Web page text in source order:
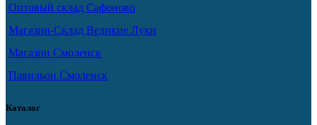
Оптовый склад Сафоново
Магазин-Склад Великие Луки
Магазин Смоленск
Павильон Смоленск
Каталог